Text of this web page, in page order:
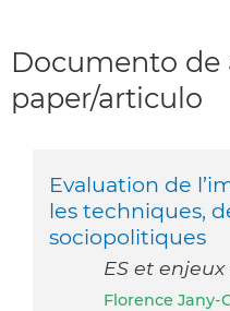
Documento
paper/articulo
Evaluation de
les techniques,
sociopolitiques
ES et
Florence Jany-